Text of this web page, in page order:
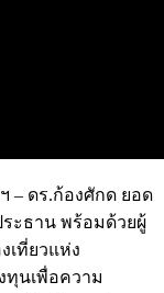
– ดร.ก้องศักด ยอด
ะธาน พร้อมด้วยผู้
เที่ยวแห่ง
ทุนเพื่อความ